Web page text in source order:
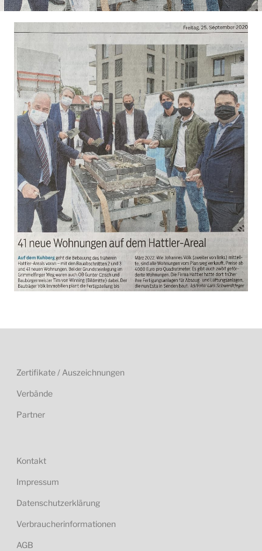
Zertifikate / Auszeichnungen
Verbände
Partner
Kontakt
Impressum
Datenschutzerklärung
Verbraucherinformationen
AGB